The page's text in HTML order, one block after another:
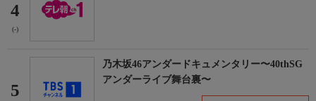
4
(-)
5
乃木坂46アンダードキュメンタリー〜40thSG
アンダーライブ舞台裏〜